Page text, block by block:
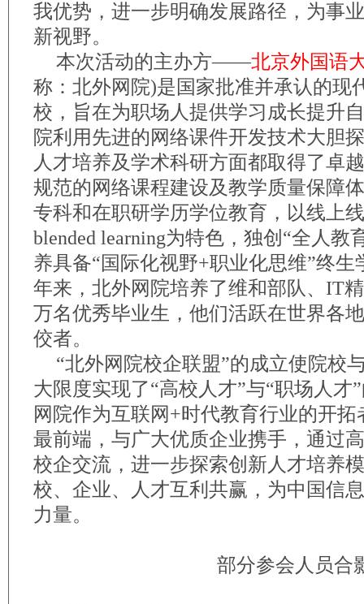
我优势，进一步明确发展路径，为事
新视野。
本次活动的主办方——北京外国语
称：北外网院)是国家批准并承认的现
校，旨在为职场人提供学习成长提升
院利用先进的网络课件开发技术大胆
人才培养及学术科研方面都取得了卓
规范的网络课程建设及教学质量保障
专科和在职研学历学位教育，以线
blended learning为特色，独创“全人教
养具备“国际化视野+职业化思维”终生
年来，北外网院培养了维和部队、IT
万名优秀毕业生，他们活跃在世界各
佼者。
“北外网院校企联盟”的成立使院校
大限度实现了“高校人才”与“职场人才
网院作为互联网+时代教育行业的开
最前端，与广大优质企业携手，通过
校企交流，进一步探索创新人才培养
校、企业、人才互利共赢，为中国信
力量。
部分参会人员合